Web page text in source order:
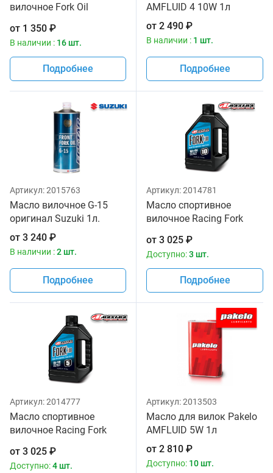
вилочное Fork Oil
Maxima 1 литр
от 1 350 ₽
В наличии : 16 шт.
Подробнее
AMFLUID 4 10W 1л
от 2 490 ₽
В наличии : 1 шт.
Подробнее
Артикул:2015763
Масло вилочное G-15
оригинал Suzuki 1л.
от 3 240 ₽
В наличии :2 шт.
Подробнее
Артикул:2014781
Масло спортивное
вилочное Racing Fork
Maxima 1 литр
от 3 025 ₽
Доступно:3 шт.
Подробнее
Артикул:2014777
Масло спортивное
вилочное Racing Fork
1 литр
от 3 025 ₽
Доступно:4 шт.
Артикул:2013503
Масло для вилок Pakelo
AMFLUID 5W 1л
от 2 810 ₽
Доступно: 10 шт.